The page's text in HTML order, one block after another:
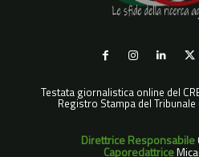
Testata giornalistica online del
Registro Stampa del
Direttrice Responsabile
Caporedattrice